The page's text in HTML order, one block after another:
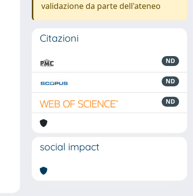
validazione da parte dell'ateneo
Citazioni
ND
ND
ND
social impact